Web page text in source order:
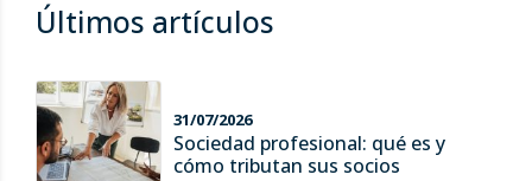
Últimos artículos
31/07/2026
Sociedad profesional: qué es y
cómo tributan sus socios